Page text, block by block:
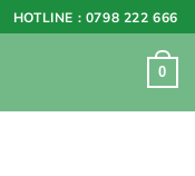
HOTLINE : 0798 222 666
0